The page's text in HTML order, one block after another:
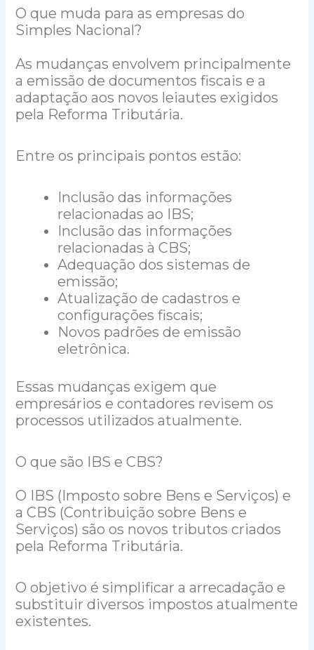
O que muda para as empresas do
Simples Nacional?
As mudanças envolvem principalmente
a emissão de documentos fiscais e a
adaptação aos novos leiautes exigidos
pela Reforma Tributária.
Entre os principais pontos estão:
Inclusão das informações
relacionadas ao IBS;
Inclusão das informações
relacionadas à CBS;
Adequação dos sistemas de
emissão;
Atualização de cadastros e
configurações fiscais;
Novos padrões de emissão
eletrônica.
Essas mudanças exigem que
empresários e contadores revisem os
processos utilizados atualmente.
O que são IBS e CBS?
O IBS (Imposto sobre Bens e Serviços) e
a CBS (Contribuição sobre Bens e
Serviços) são os novos tributos criados
pela Reforma Tributária.
O objetivo é simplificar a arrecadação e
substituir diversos impostos atualmente
existentes.